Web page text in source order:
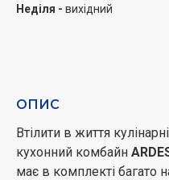
Неділя - вихідний
ОПИС
Втілити в життя
кухонний комбайн
має в комплекті багато